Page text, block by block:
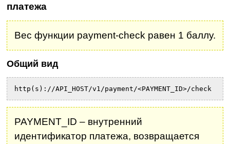
платежа
Вес функции payment-check равен 1 баллу.
Общий вид
http(s)://API_HOST/v1/payment/<PAYMENT_ID>/check
PAYMENT_ID – внутренний
идентификатор платежа, возвращается